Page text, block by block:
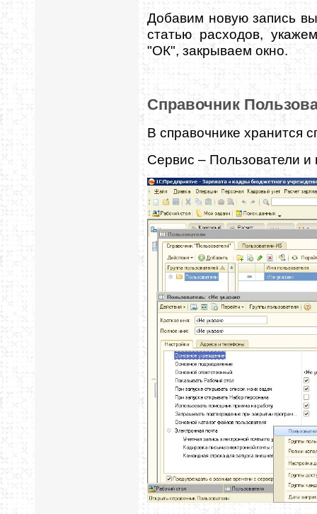
Добавим новую запись
статью расходов,
"ОК", закрываем окно.
Справочник
В справочнике хранится
Сервис – Пользователи и